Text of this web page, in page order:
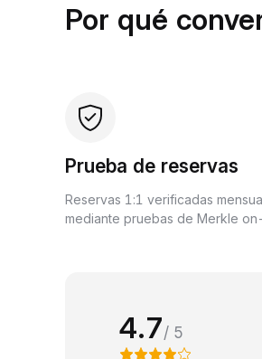
Por qué
Prueba de reservas
Reservas 1:1 verificadas
mediante pruebas de Merkle
4.7/ 5